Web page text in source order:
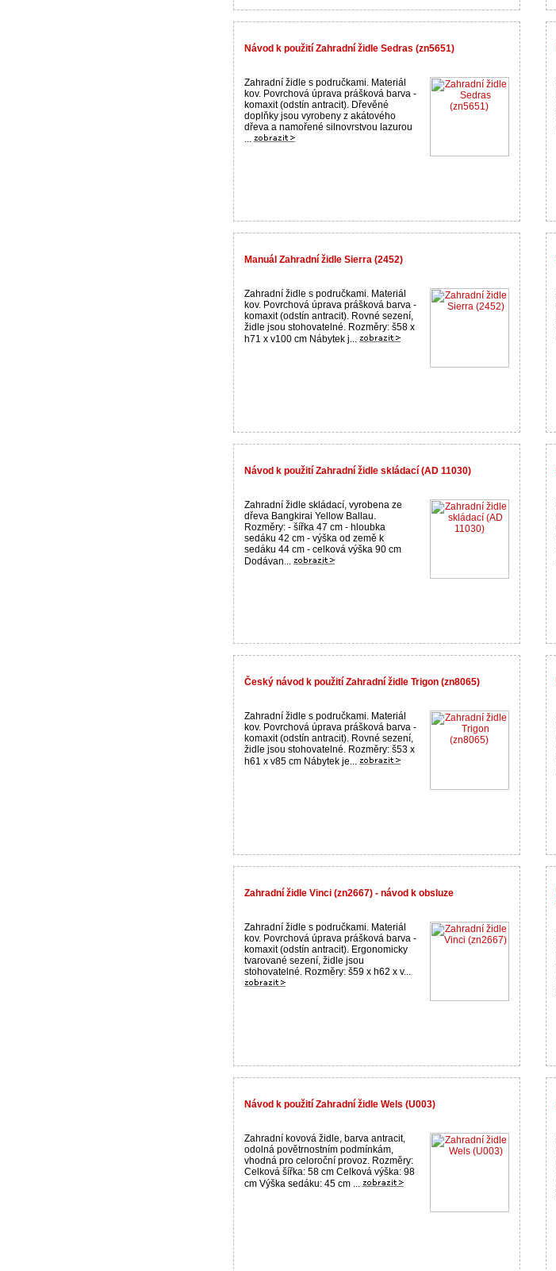
Návod k použití Zahradní židle Sedras (zn5651)
Zahradní židle s područkami. Materiál
kov. Povrchová úprava prášková barva -
komaxit (odstín antracit). Dřevěné
doplňky jsou vyrobeny z akátového
dřeva a namořené silnovrstvou lazurou
...
Manuál Zahradní židle Sierra (2452)
Zahradní židle s područkami. Materiál
kov. Povrchová úprava prášková barva -
komaxit (odstín antracit). Rovné sezení,
židle jsou stohovatelné. Rozměry: š58 x
h71 x v100 cm Nábytek j...
Návod k použití Zahradní židle skládací (AD 11030)
Zahradní židle skládací, vyrobena ze
dřeva Bangkirai Yellow Ballau.
Rozměry: - šířka 47 cm - hloubka
sedáku 42 cm - výška od země k
sedáku 44 cm - celková výška 90 cm
Dodávan...
Český návod k použití Zahradní židle Trigon (zn8065)
Zahradní židle s područkami. Materiál
kov. Povrchová úprava prášková barva -
komaxit (odstín antracit). Rovné sezení,
židle jsou stohovatelné. Rozměry: š53 x
h61 x v85 cm Nábytek je...
Zahradní židle Vinci (zn2667) - návod k obsluze
Zahradní židle s područkami. Materiál
kov. Povrchová úprava prášková barva -
komaxit (odstín antracit). Ergonomicky
tvarované sezení, židle jsou
stohovatelné. Rozměry: š59 x h62 x v...
Návod k použití Zahradní židle Wels (U003)
Zahradní kovová židle, barva antracit,
odolná povětrnostním podmínkám,
vhodná pro celoroční provoz. Rozměry:
Celková šířka: 58 cm Celková výška: 98
cm Výška sedáku: 45 cm ...